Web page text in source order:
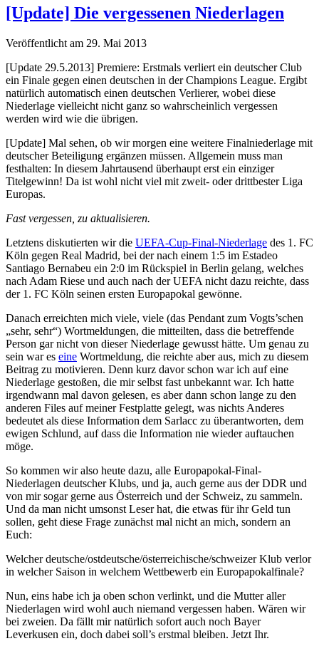
Kaiserslautern
5:2
Ajax Amsterdam
–
FC Bayern
Real Madrid
– Ferencvaros
6:1
Real Madrid
– Sturm Graz
6:1
Willem II Tilburg
– Sparta Prag
3:4
Sparta Prag
– Spartak Moskau
Rosenborg
Trondheim
- Helsingborgs IF
6:1
Deportivo La
Coruna
– Paris St. Germain 4:3
VSC Debrecen
– AC Florenz
AC Florenz
– VSC Debrecen
5:2
Inter Mailand
–
Tottenham
Hotspur
4:3
Benfica
– Olympique Lyon
4:3
FC Valencia
– Bursaspor
6:1
MSK Zilina
–
Olympique
Marseille
0:7
Inter – FC Schalke 04
2:5 (Tore und
Highlights)
FC Nordsjaelland
–
Schachtjar
Donezk
2:5
Chelsea
– FC Nordsjaelland 6:1
FC Bayern
München
– OSC Lille
6:1 (Tore und
Highlights)
Galatasaray
FC Bayern
München
- FC Basel
7:0
FC Barcelona
– Celtic
6:1
FC Schalke 04
– Real Madrid
1:6 (Tore und
Highlights
BATE Barissov
Donezk
0:7
FC Schalke 04
– Sporting Lissabon 4:3
Real Madrid
– FC Schalke 04
3:4
FC Bayern
München
–
Schachtjar
Donezk
7:0
[Update] Die vergessenen Niederlagen
Veröffentlicht am 29. Mai 2013
[Update 29.5.2013] Premiere: Erstmals verliert ein deutscher Club
ein Finale gegen einen deutschen in der Champions League. Ergibt
natürlich automatisch einen deutschen Verlierer, wobei diese
Niederlage vielleicht nicht ganz so wahrscheinlich vergessen
werden wird wie die übrigen.
[Update] Mal sehen, ob wir morgen eine weitere Finalniederlage mit
deutscher Beteiligung ergänzen müssen. Allgemein muss man
festhalten: In diesem Jahrtausend überhaupt erst ein einziger
Titelgewinn! Da ist wohl nicht viel mit zweit- oder drittbester Liga
Europas.
Fast vergessen, zu aktualisieren.
Letztens diskutierten wir die UEFA-Cup-Final-Niederlage des 1. FC
Köln gegen Real Madrid, bei der nach einem 1:5 im Estadeo
Santiago Bernabeu ein 2:0 im Rückspiel in Berlin gelang, welches
nach Adam Riese und auch nach der UEFA nicht dazu reichte, dass
der 1. FC Köln seinen ersten Europapokal gewönne.
Danach erreichten mich viele, viele (das Pendant zum Vogts’schen
„sehr, sehr“) Wortmeldungen, die mitteilten, dass die betreffende
Person gar nicht von dieser Niederlage gewusst hätte. Um genau zu
sein war es eine Wortmeldung, die reichte aber aus, mich zu diesem
Beitrag zu motivieren. Denn kurz davor schon war ich auf eine
Niederlage gestoßen, die mir selbst fast unbekannt war. Ich hatte
irgendwann mal davon gelesen, es aber dann schon lange zu den
anderen Files auf meiner Festplatte gelegt, was nichts Anderes
bedeutet als diese Information dem Sarlacc zu überantworten, dem
ewigen Schlund, auf dass die Information nie wieder auftauchen
möge.
So kommen wir also heute dazu, alle Europapokal-Final-
Niederlagen deutscher Klubs, und ja, auch gerne aus der DDR und
von mir sogar gerne aus Österreich und der Schweiz, zu sammeln.
Und da man nicht umsonst Leser hat, die etwas für ihr Geld tun
sollen, geht diese Frage zunächst mal nicht an mich, sondern an
Euch:
Welcher deutsche/ostdeutsche/österreichische/schweizer Klub verlor
in welcher Saison in welchem Wettbewerb ein Europapokalfinale?
Nun, eins habe ich ja oben schon verlinkt, und die Mutter aller
Niederlagen wird wohl auch niemand vergessen haben. Wären wir
bei zweien. Da fällt mir natürlich sofort auch noch Bayer
Leverkusen ein, doch dabei soll’s erstmal bleiben. Jetzt Ihr.